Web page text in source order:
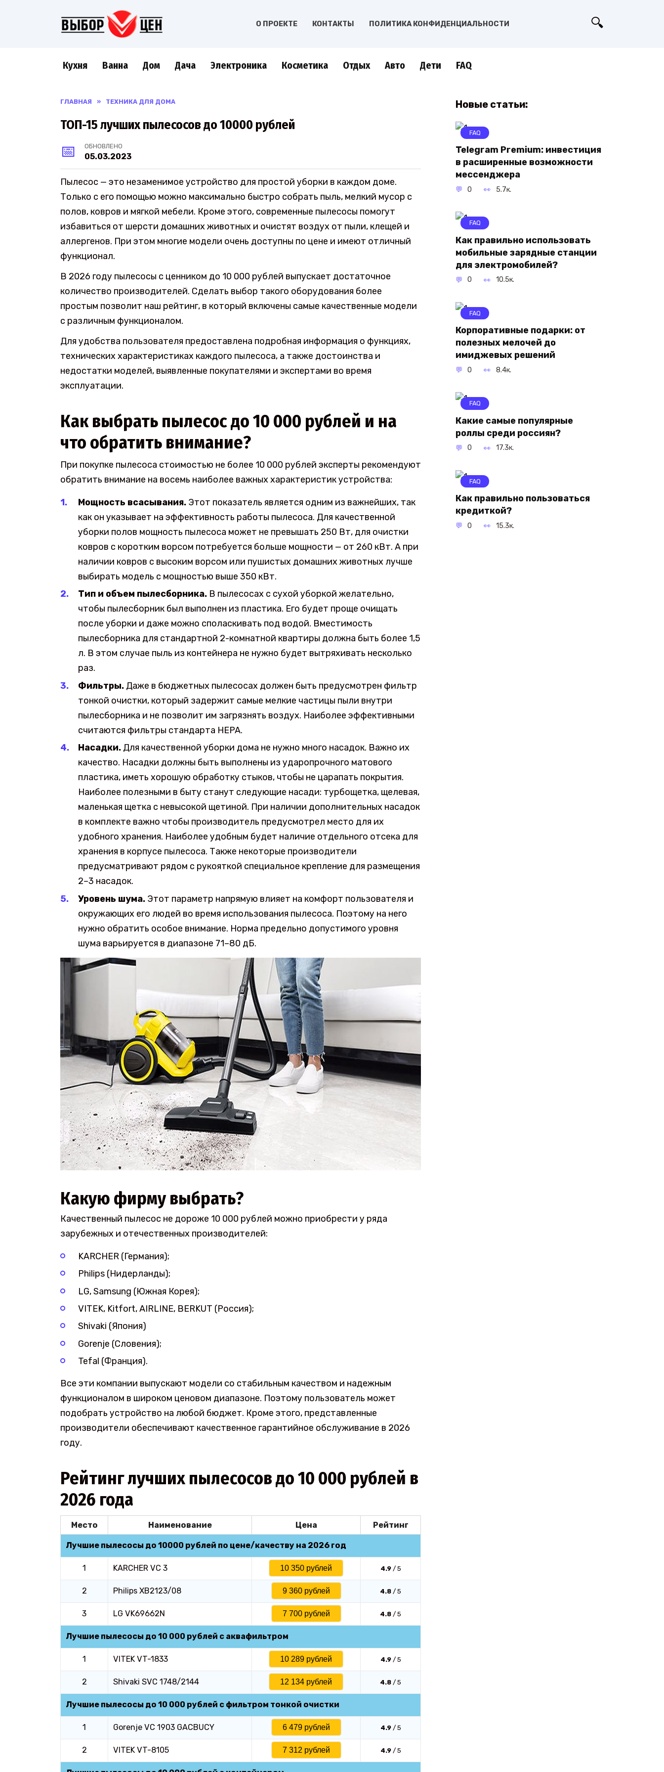
О ПРОЕКТЕ КОНТАКТЫ ПОЛИТИКА КОНФИДЕНЦИАЛЬНОСТИ
Кухня Ванна Дом Дача Электроника Косметика Отдых Авто Дети FAQ
ГЛАВНАЯ » ТЕХНИКА ДЛЯ ДОМА
ТОП-15 лучших пылесосов до 10000 рублей
ОБНОВЛЕНО
05.03.2023
Пылесос — это незаменимое устройство для простой уборки в каждом доме.
Только с его помощью можно максимально быстро собрать пыль, мелкий мусор с
полов, ковров и мягкой мебели. Кроме этого, современные пылесосы помогут
избавиться от шерсти домашних животных и очистят воздух от пыли, клещей и
аллергенов. При этом многие модели очень доступны по цене и имеют отличный
функционал.
В 2026 году пылесосы с ценником до 10 000 рублей выпускает достаточное
количество производителей. Сделать выбор такого оборудования более
простым позволит наш рейтинг, в который включены самые качественные модели
с различным функционалом.
Для удобства пользователя предоставлена подробная информация о функциях,
технических характеристиках каждого пылесоса, а также достоинства и
недостатки моделей, выявленные покупателями и экспертами во время
эксплуатации.
Как выбрать пылесос до 10 000 рублей и на
что обратить внимание?
При покупке пылесоса стоимостью не более 10 000 рублей эксперты рекомендуют
обратить внимание на восемь наиболее важных характеристик устройства:
Мощность всасывания. Этот показатель является одним из важнейших, так
как он указывает на эффективность работы пылесоса. Для качественной
уборки полов мощность пылесоса может не превышать 250 Вт, для очистки
ковров с коротким ворсом потребуется больше мощности — от 260 кВт. А при
наличии ковров с высоким ворсом или пушистых домашних животных лучше
выбирать модель с мощностью выше 350 кВт.
Тип и объем пылесборника. В пылесосах с сухой уборкой желательно,
чтобы пылесборник был выполнен из пластика. Его будет проще очищать
после уборки и даже можно споласкивать под водой. Вместимость
пылесборника для стандартной 2-комнатной квартиры должна быть более 1,5
л. В этом случае пыль из контейнера не нужно будет вытряхивать несколько
раз.
Фильтры. Даже в бюджетных пылесосах должен быть предусмотрен фильтр
тонкой очистки, который задержит самые мелкие частицы пыли внутри
пылесборника и не позволит им загрязнять воздух. Наиболее эффективными
считаются фильтры стандарта HEPA.
Насадки. Для качественной уборки дома не нужно много насадок. Важно их
качество. Насадки должны быть выполнены из ударопрочного матового
пластика, иметь хорошую обработку стыков, чтобы не царапать покрытия.
Наиболее полезными в быту станут следующие насади: турбощетка, щелевая,
маленькая щетка с невысокой щетиной. При наличии дополнительных насадок
в комплекте важно чтобы производитель предусмотрел место для их
удобного хранения. Наиболее удобным будет наличие отдельного отсека для
хранения в корпусе пылесоса. Также некоторые производители
предусматривают рядом с рукояткой специальное крепление для размещения
2–3 насадок.
Уровень шума. Этот параметр напрямую влияет на комфорт пользователя и
окружающих его людей во время использования пылесоса. Поэтому на него
нужно обратить особое внимание. Норма предельно допустимого уровня
шума варьируется в диапазоне 71–80 дБ.
Какую фирму выбрать?
Качественный пылесос не дороже 10 000 рублей можно приобрести у ряда
зарубежных и отечественных производителей:
KARCHER (Германия);
Philips (Нидерланды);
LG, Samsung (Южная Корея);
VITEK, Kitfort, AIRLINE, BERKUT (Россия);
Shivaki (Япония)
Gorenje (Словения);
Tefal (Франция).
Все эти компании выпускают модели со стабильным качеством и надежным
функционалом в широком ценовом диапазоне. Поэтому пользователь может
подобрать устройство на любой бюджет. Кроме этого, представленные
производители обеспечивают качественное гарантийное обслуживание в 2026
году.
Рейтинг лучших пылесосов до 10 000 рублей в
2026 года
Место Наименование Цена Рейтинг
Лучшие пылесосы до 10000 рублей по цене/качеству на 2026 год
1 KARCHER VC 3 10 350 рублей 4.9/ 5
2 Philips XB2123/08 9 360 рублей 4.8 / 5
3 LG VK69662N 7 700 рублей 4.8 / 5
Лучшие пылесосы до 10 000 рублей с аквафильтром
1 VITEK VT-1833 10 289 рублей 4.9/ 5
2 Shivaki SVC 1748/2144 12 134 рублей 4.8 / 5
Лучшие пылесосы до 10 000 рублей с фильтром тонкой очистки
1 Gorenje VC 1903 GACBUCY 6 479 рублей 4.9/ 5
2 VITEK VT-8105 7 312 рублей 4.9/ 5
Новые статьи:
FAQ
Telegram Premium: инвестиция
в расширенные возможности
мессенджера
0 5.7к.
FAQ
Как правильно использовать
мобильные зарядные станции
для электромобилей?
0 10.5к.
FAQ
Корпоративные подарки: от
полезных мелочей до
имиджевых решений
0 8.4к.
FAQ
Какие самые популярные
роллы среди россиян?
0 17.3к.
FAQ
Как правильно пользоваться
кредиткой?
0 15.3к.